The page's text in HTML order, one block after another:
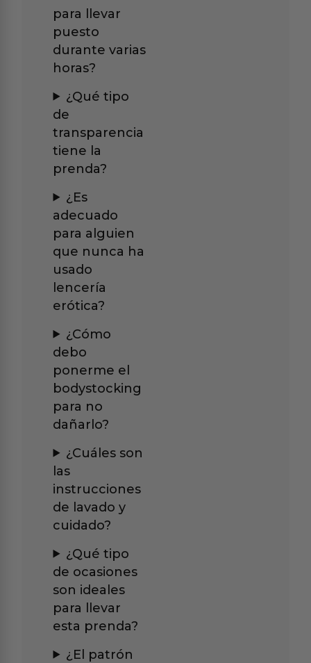
para llevar
puesto
durante varias
horas?
¿Qué tipo
de
transparencia
tiene la
prenda?
¿Es
adecuado
para alguien
que nunca ha
usado
lencería
erótica?
¿Cómo
debo
ponerme el
bodystocking
para no
dañarlo?
¿Cuáles son
las
instrucciones
de lavado y
cuidado?
¿Qué tipo
de ocasiones
son ideales
para llevar
esta prenda?
¿El patrón